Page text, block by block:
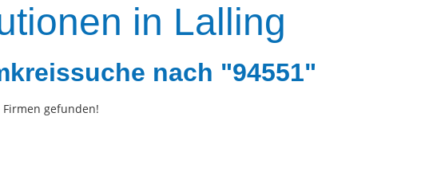
in Lalling
nach "94551"
Firmen gefunden!